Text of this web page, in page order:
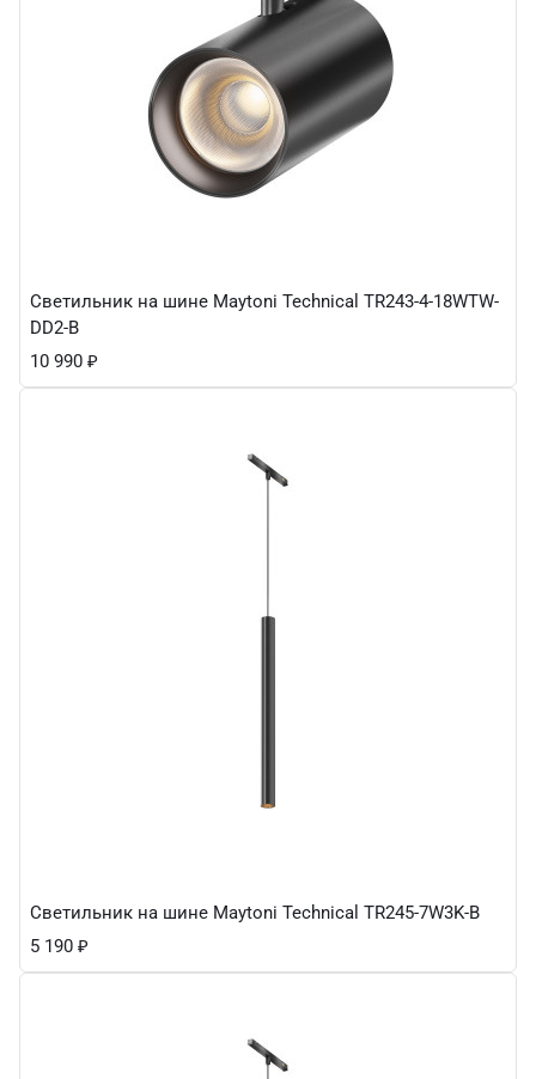
Светильник на шине Maytoni Technical TR243-4-18WTW-
DD2-B
10 990 ₽
Светильник на шине Maytoni Technical TR245-7W3K-B
5 190 ₽